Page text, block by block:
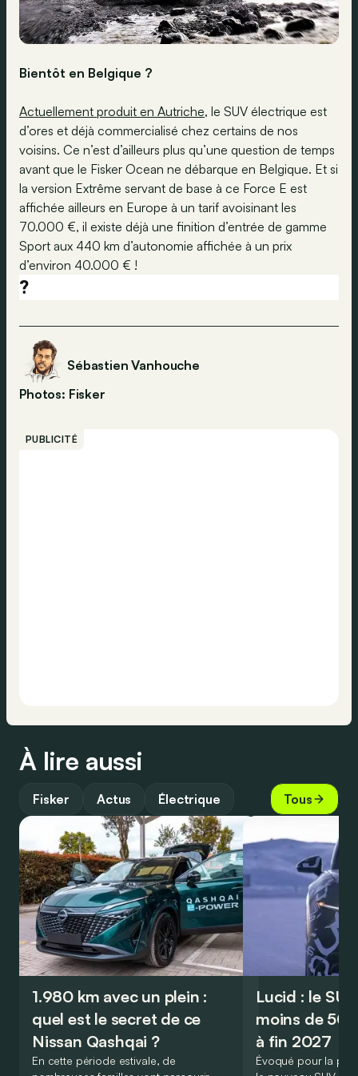
Bientôt en Belgique ?
Actuellement produit en Autriche, le SUV électrique est
d’ores et déjà commercialisé chez certains de nos
voisins. Ce n’est d’ailleurs plus qu’une question de temps
avant que le Fisker Ocean ne débarque en Belgique. Et si
la version Extrême servant de base à ce Force E est
affichée ailleurs en Europe à un tarif avoisinant les
70.000 €, il existe déjà une finition d’entrée de gamme
Sport aux 440 km d’autonomie affichée à un prix
d’environ 40.000 € !
?
Sébastien Vanhouche
Photos: Fisker
PUBLICITÉ
À lire aussi
Fisker Actus Électrique Tous
1.980 km avec un plein :
quel est le secret de ce
Nissan Qashqai ?
En cette période estivale, de
Lucid : le
moins de
à fin 2027
Évoqué pour la